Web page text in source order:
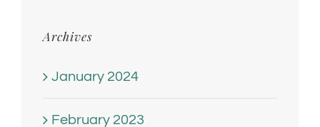
Archives
January 2024
February 2023